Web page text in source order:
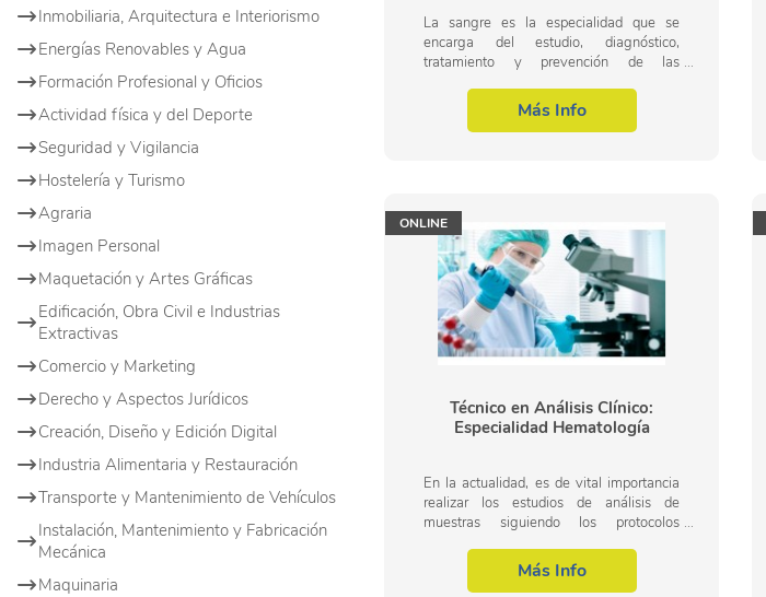
Inmobiliaria, Arquitectura e Interiorismo
Energías Renovables y Agua
Formación Profesional y Oficios
Actividad física y del Deporte
Seguridad y Vigilancia
Hostelería y Turismo
Agraria
Imagen Personal
Maquetación y Artes Gráficas
Edificación, Obra Civil e Industrias
Extractivas
Comercio y Marketing
Derecho y Aspectos Jurídicos
Creación, Diseño y Edición Digital
Industria Alimentaria y Restauración
Transporte y Mantenimiento de Vehículos
Instalación, Mantenimiento y Fabricación
Mecánica
Maquinaria
La sangre es la especialidad que se
encarga del estudio, diagnóstico,
tratamiento y prevención de las
órganos que participan en su producción,
así como de los...Más Info
ONLINE
Técnico en Análisis Clínico:
Especialidad Hematología
En la actualidad, es de vital importancia
realizar los estudios de análisis de
muestras siguiendo los protocolos
unas normas de calidad, seguridad y de...
Más Info